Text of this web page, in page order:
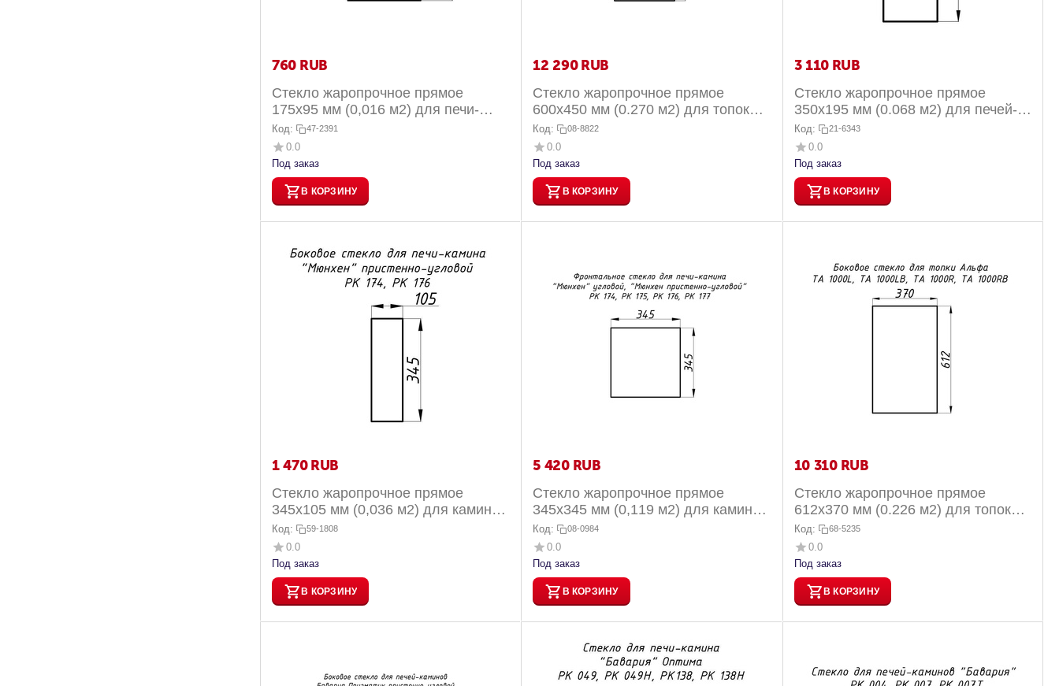
‍760‍ RUB
Стекло жаропрочное прямое
175x95 мм (0,016 м2) для печи-
мангала Кельн-Турбо с плитой РК...
Код: 47-2391
0.0
Под заказ
В КОРЗИНУ
12 290 RUB
Стекло жаропрочное прямое
600x450 мм (0.270 м2) для топок
Дельта 1000/1000L/1000R/1200 ...
Код: 08-8822
0.0
Под заказ
В КОРЗИНУ
3 110 RUB
Стекло жаропрочное прямое
350х195 мм (0.068 м2) для печей-
каминов Бавария 3 стекла 031,...
Код: 21-6343
0.0
Под заказ
В КОРЗИНУ
1 470 RUB
Стекло жаропрочное прямое
345x105 мм (0,036 м2) для каминов
Мюнхен пристенно-угловых РК...
Код: 59-1808
0.0
Под заказ
В КОРЗИНУ
5 420 RUB
Стекло жаропрочное прямое
345x345 мм (0,119 м2) для каминов
Мюнхен пристенно-угловых РК...
Код: 08-0984
0.0
Под заказ
В КОРЗИНУ
10 310 RUB
Стекло жаропрочное прямое
612х370 мм (0.226 м2) для топок
Альфа 1000L/1000R боковое
Код: 68-5235
0.0
Под заказ
В КОРЗИНУ